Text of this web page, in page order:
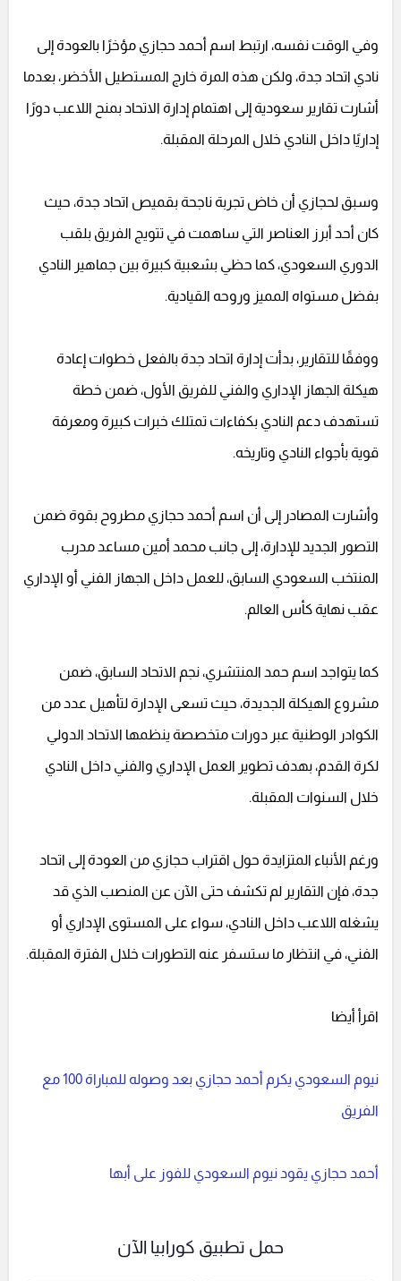
وفي الوقت نفسه، ارتبط اسم أحمد حجازي مؤخرًا بالعودة إلى
نادي اتحاد جدة، ولكن هذه المرة خارج المستطيل الأخضر، بعدما
أشارت تقارير سعودية إلى اهتمام إدارة الاتحاد بمنح اللاعب دورًا
إداريًا داخل النادي خلال المرحلة المقبلة.
وسبق لحجازي أن خاض تجربة ناجحة بقميص اتحاد جدة، حيث
كان أحد أبرز العناصر التي ساهمت في تتويج الفريق بلقب
الدوري السعودي، كما حظي بشعبية كبيرة بين جماهير النادي
بفضل مستواه المميز وروحه القيادية.
ووفقًا للتقارير، بدأت إدارة اتحاد جدة بالفعل خطوات إعادة
هيكلة الجهاز الإداري والفني للفريق الأول، ضمن خطة
تستهدف دعم النادي بكفاءات تمتلك خبرات كبيرة ومعرفة
قوية بأجواء النادي وتاريخه.
وأشارت المصادر إلى أن اسم أحمد حجازي مطروح بقوة ضمن
التصور الجديد للإدارة، إلى جانب محمد أمين مساعد مدرب
المنتخب السعودي السابق، للعمل داخل الجهاز الفني أو الإداري
عقب نهاية كأس العالم.
كما يتواجد اسم حمد المنتشري، نجم الاتحاد السابق، ضمن
مشروع الهيكلة الجديدة، حيث تسعى الإدارة لتأهيل عدد من
الكوادر الوطنية عبر دورات متخصصة ينظمها الاتحاد الدولي
لكرة القدم، بهدف تطوير العمل الإداري والفني داخل النادي
خلال السنوات المقبلة.
ورغم الأنباء المتزايدة حول اقتراب حجازي من العودة إلى اتحاد
جدة، فإن التقارير لم تكشف حتى الآن عن المنصب الذي قد
يشغله اللاعب داخل النادي، سواء على المستوى الإداري أو
الفني، في انتظار ما ستسفر عنه التطورات خلال الفترة المقبلة.
اقرأ أيضا
نيوم السعودي يكرم أحمد حجازي بعد وصوله للمباراة 100 مع
الفريق
أحمد حجازي يقود نيوم السعودي للفوز على أبها
حمل تطبيق كورابيا الآن